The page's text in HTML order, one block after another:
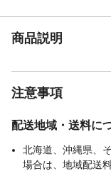
商品説明
注意事項
配送地域・送料に
北海道、沖縄県、
場合は、地域配送